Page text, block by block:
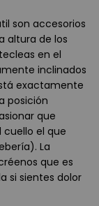
son accesorios
altura de los
en el
inclinados
exactamente
posición
que
cuello el que
La
que es
si sientes dolor